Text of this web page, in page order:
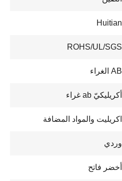
Huitian
ROHS/UL/SGS
AB الغراء
أكريليكيّ ab غراء
اكريليت والمواد المضافة
وردي
أخضر فاتح